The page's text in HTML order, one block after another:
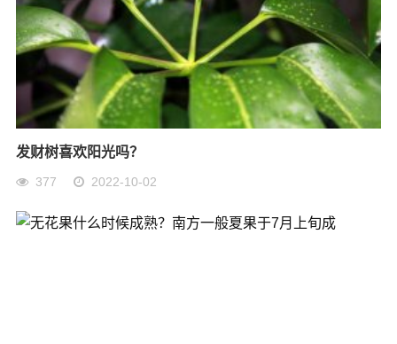
发财树喜欢阳光吗？
377 2022-10-02